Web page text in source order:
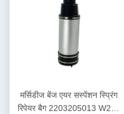
मर्सिडीज बेंज एयर सस्पेंशन स्प्रिंग
रिपेयर बैग 2203205013 W220